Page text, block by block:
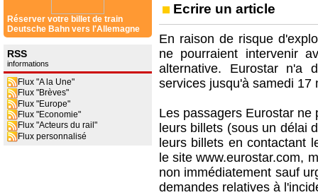
Réserver votre billet de train
Deutsche Bahn vers l'Allemagne
RSS
informations
Flux "A la Une"
Flux "Brèves"
Flux "Europe"
Flux "Economie"
Flux "Acteurs du rail"
Flux personnalisé
Ecrire un article
En raison de risque
ne pourraient intervenir
alternative. Eurostar n'a
services jusqu'à samedi 17
Les passagers Eurostar
leurs billets (sous un délai
leurs billets en contactant
le site www.eurostar.com,
non immédiatement sauf
demandes relatives à